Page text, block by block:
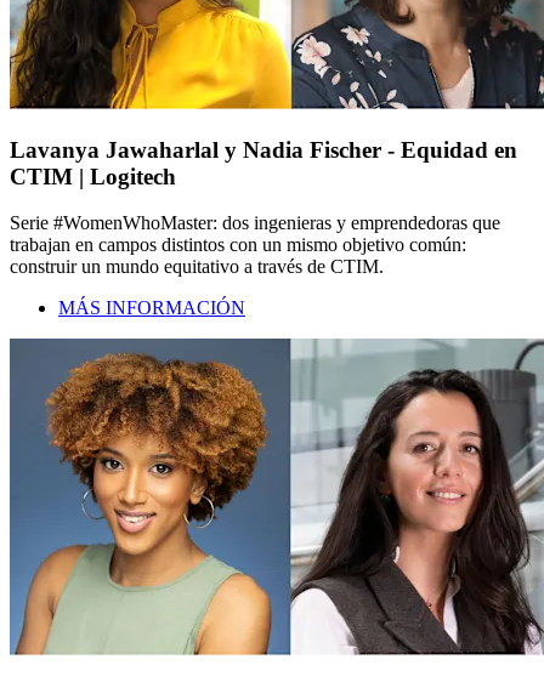
Lavanya Jawaharlal y Nadia Fischer - Equidad en
CTIM | Logitech
Serie #WomenWhoMaster: dos ingenieras y emprendedoras que
trabajan en campos distintos con un mismo objetivo común:
construir un mundo equitativo a través de CTIM.
MÁS INFORMACIÓN